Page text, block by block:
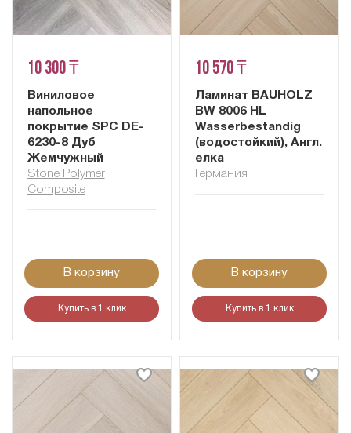
10 300 ₸
Виниловое
напольное
покрытие SPC DE-
6230-8 Дуб
Жемчужный
Stone Polymer
Composite
В корзину
Купить в 1 клик
10 570 ₸
Ламинат BAUHOLZ
BW 8006 HL
Wasserbestandig
(водостойкий), Англ.
елка
Германия
В корзину
Купить в 1 клик